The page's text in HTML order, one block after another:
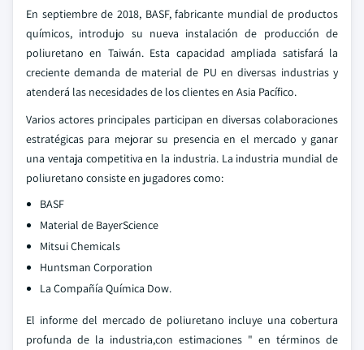
En septiembre de 2018, BASF, fabricante mundial de productos
químicos, introdujo su nueva instalación de producción de
poliuretano en Taiwán. Esta capacidad ampliada satisfará la
creciente demanda de material de PU en diversas industrias y
atenderá las necesidades de los clientes en Asia Pacífico.
Varios actores principales participan en diversas colaboraciones
estratégicas para mejorar su presencia en el mercado y ganar
una ventaja competitiva en la industria. La industria mundial de
poliuretano consiste en jugadores como:
BASF
Material de BayerScience
Mitsui Chemicals
Huntsman Corporation
La Compañía Química Dow.
El informe del mercado de poliuretano incluye una cobertura
profunda de la industria,con estimaciones " en términos de